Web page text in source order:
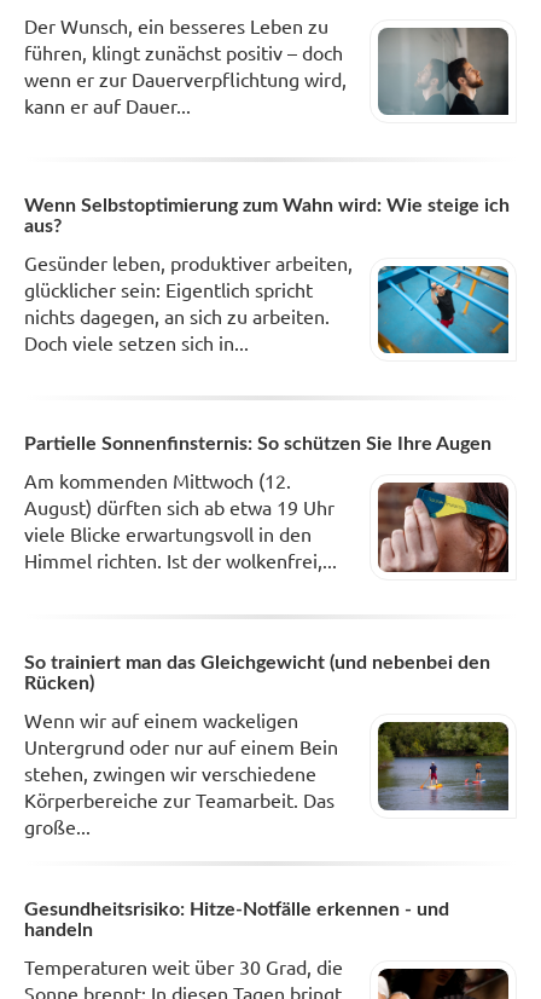
Der Wunsch, ein besseres Leben zu
führen, klingt zunächst positiv – doch
wenn er zur Dauerverpflichtung wird,
kann er auf Dauer...
Wenn Selbstoptimierung zum Wahn wird: Wie steige ich
aus?
Gesünder leben, produktiver arbeiten,
glücklicher sein: Eigentlich spricht
nichts dagegen, an sich zu arbeiten.
Doch viele setzen sich in...
Partielle Sonnenfinsternis: So schützen Sie Ihre Augen
Am kommenden Mittwoch (12.
August) dürften sich ab etwa 19 Uhr
viele Blicke erwartungsvoll in den
Himmel richten. Ist der wolkenfrei,...
So trainiert man das Gleichgewicht (und nebenbei den
Rücken)
Wenn wir auf einem wackeligen
Untergrund oder nur auf einem Bein
stehen, zwingen wir verschiedene
Körperbereiche zur Teamarbeit. Das
große...
Gesundheitsrisiko: Hitze-Notfälle erkennen - und
handeln
Temperaturen weit über 30 Grad, die
Sonne brennt: In diesen Tagen bringt